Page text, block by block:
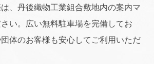
、丹後織物工業組合敷地内の案内マ
い。広い無料駐車場を完備してお
体のお客様も安心してご利用いただ